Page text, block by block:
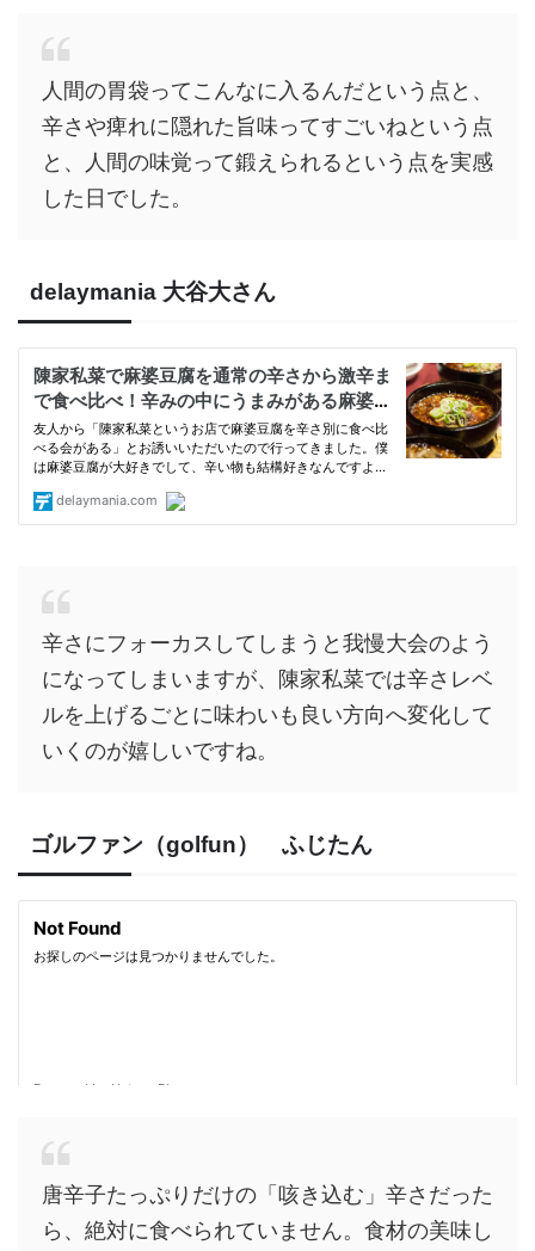
人間の胃袋ってこんなに入るんだという点と、
辛さや痺れに隠れた旨味ってすごいねという点
と、人間の味覚って鍛えられるという点を実感
した日でした。
delaymania 大谷大さん
辛さにフォーカスしてしまうと我慢大会のよう
になってしまいますが、陳家私菜では辛さレベ
ルを上げるごとに味わいも良い方向へ変化して
いくのが嬉しいですね。
ゴルファン（golfun） ふじたん
唐辛子たっぷりだけの「咳き込む」辛さだった
ら、絶対に食べられていません。食材の美味し